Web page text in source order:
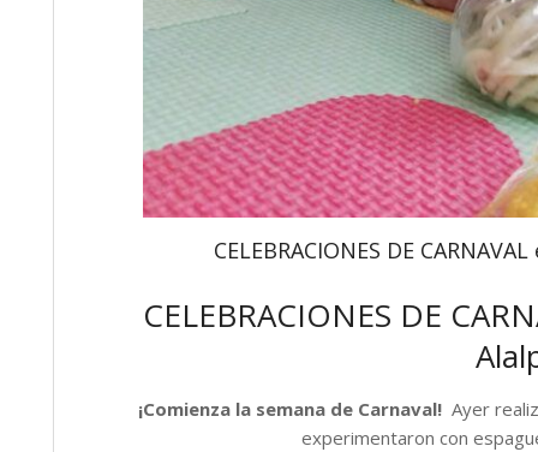
CELEBRACIONES DE
CELEBRACIONES DE
¡Comienza la semana de Carnaval! Ayer
experimentaron con